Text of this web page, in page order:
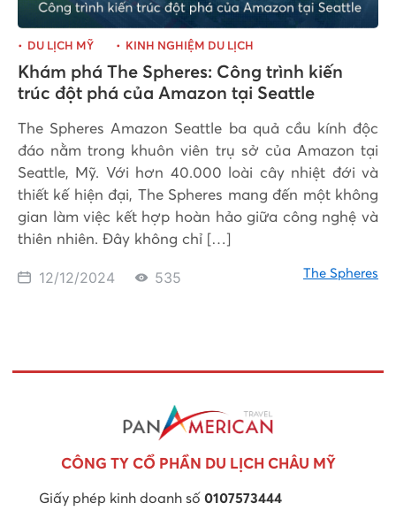
DU LỊCH MỸ KINH NGHIỆM DU LỊCH
Khám phá The Spheres: Công trình kiến
trúc đột phá của Amazon tại Seattle
The Spheres Amazon Seattle ba quả cầu kính độc
đáo nằm trong khuôn viên trụ sở của Amazon tại
Seattle, Mỹ. Với hơn 40.000 loài cây nhiệt đới và
thiết kế hiện đại, The Spheres mang đến một không
gian làm việc kết hợp hoàn hảo giữa công nghệ và
thiên nhiên. Đây không chỉ […]
12/12/2024 535 The Spheres
CÔNG TY CỔ PHẦN DU LỊCH CHÂU MỸ
Giấy phép kinh doanh số 0107573444